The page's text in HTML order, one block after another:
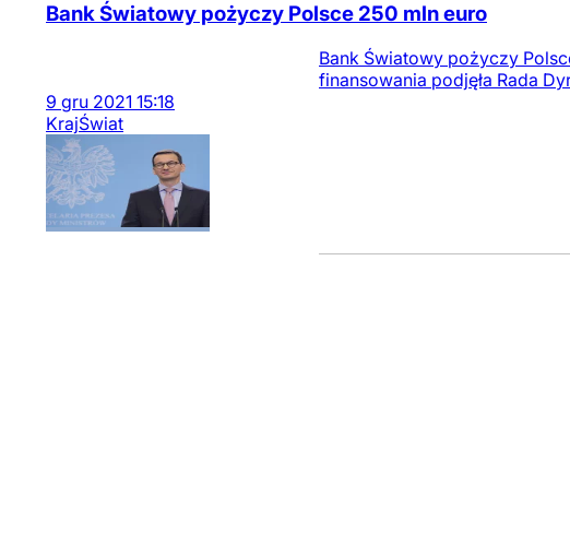
Bank Światowy pożyczy Polsce 250 mln euro
Bank Światowy pożyczy
finansowania podjęła Rada
9 gru 2021 15:18
KrajŚwiat